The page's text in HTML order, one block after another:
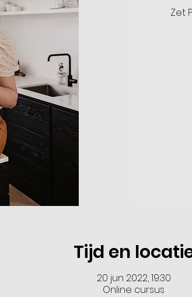
Zet
Tijd en
20 jun 2022, 19:30
Online cursus